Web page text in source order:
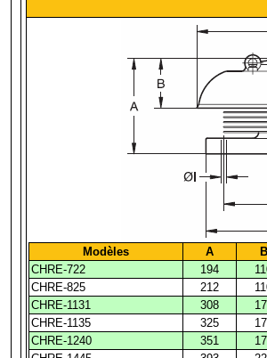
Modèles A
B
CHRE-722
194
CHRE-825
212
CHRE-1131
308
CHRE-1135
325
CHRE-1240
351